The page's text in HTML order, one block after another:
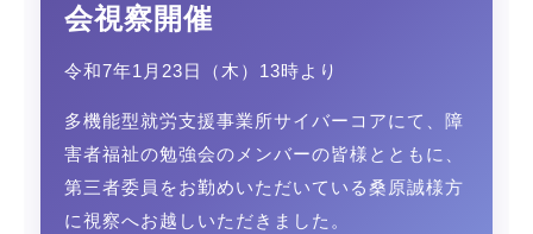
会視察開催
令和7年1月23日（木）13時より
多機能型就労支援事業所サイバーコアにて、障
害者福祉の勉強会のメンバーの皆様とともに、
第三者委員をお勤めいただいている桑原誠様方
に視察へお越しいただきました。